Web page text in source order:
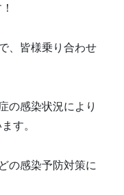
、皆様乗り合わせ
の感染状況により
す。
の感染予防対策に